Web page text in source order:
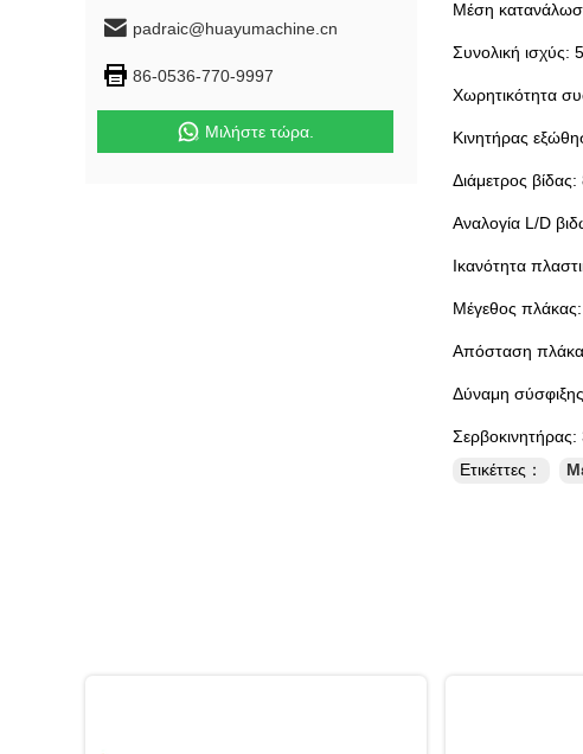
padraic@huayumachine.cn
86-0536-770-9997
Μιλήστε τώρα.
Μέση
Συνολική ισχύς:
Χωρητικότητα
Κινητήρας
Διάμετρος
Αναλογία L/D
Ικανότητα
Μέγεθος
Απόσταση
Δύναμη
Ετικέττες：